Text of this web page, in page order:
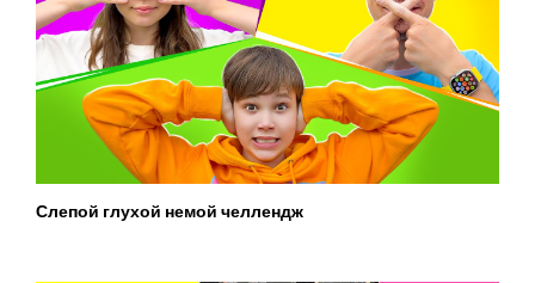
Слепой глухой немой челлендж